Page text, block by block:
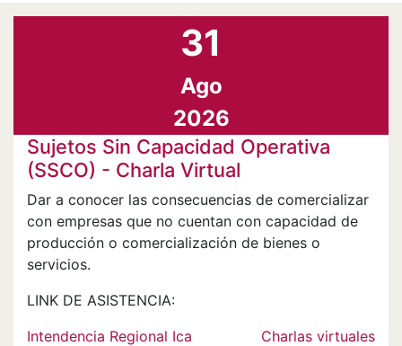
31
Ago
2026
Sujetos Sin Capacidad Operativa
(SSCO) - Charla Virtual
Dar a conocer las consecuencias de comercializar
con empresas que no cuentan con capacidad de
producción o comercialización de bienes o
servicios.
LINK DE ASISTENCIA:
Intendencia Regional Ica
Charlas virtuales